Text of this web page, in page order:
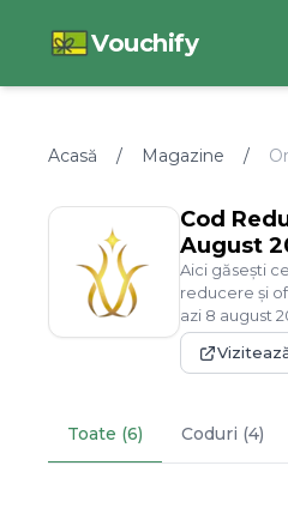
Vouchify
Acasă / Magazine /
Cod
August
Aici găsești
reducere și
azi 8 august
Toate (6) Coduri (4)